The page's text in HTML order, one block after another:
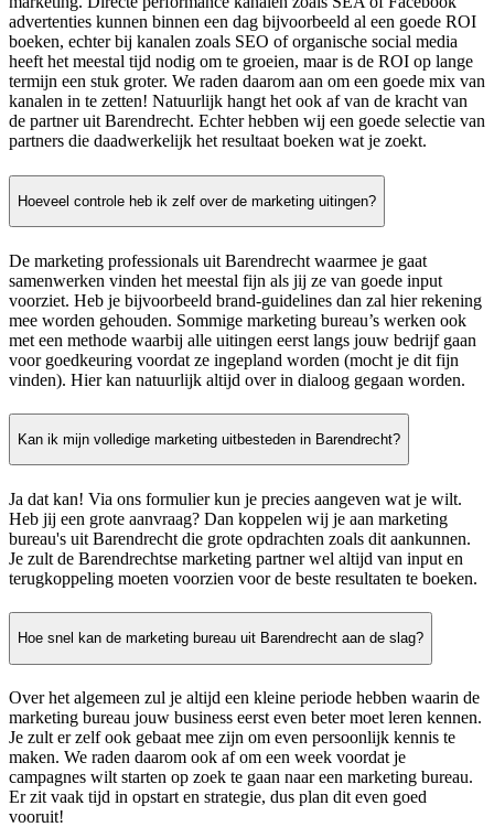
advertenties kunnen binnen een dag bijvoorbeeld al een goede ROI
boeken, echter bij kanalen zoals SEO of organische social media
heeft het meestal tijd nodig om te groeien, maar is de ROI op lange
termijn een stuk groter. We raden daarom aan om een goede mix van
kanalen in te zetten! Natuurlijk hangt het ook af van de kracht van
de partner uit Barendrecht. Echter hebben wij een goede selectie van
partners die daadwerkelijk het resultaat boeken wat je zoekt.
Hoeveel controle heb ik zelf over de marketing uitingen?
De marketing professionals uit Barendrecht waarmee je gaat
samenwerken vinden het meestal fijn als jij ze van goede input
voorziet. Heb je bijvoorbeeld brand-guidelines dan zal hier rekening
mee worden gehouden. Sommige marketing bureau’s werken ook
met een methode waarbij alle uitingen eerst langs jouw bedrijf gaan
voor goedkeuring voordat ze ingepland worden (mocht je dit fijn
vinden). Hier kan natuurlijk altijd over in dialoog gegaan worden.
Kan ik mijn volledige marketing uitbesteden in Barendrecht?
Ja dat kan! Via ons formulier kun je precies aangeven wat je wilt.
Heb jij een grote aanvraag? Dan koppelen wij je aan marketing
bureau's uit Barendrecht die grote opdrachten zoals dit aankunnen.
Je zult de Barendrechtse marketing partner wel altijd van input en
terugkoppeling moeten voorzien voor de beste resultaten te boeken.
Hoe snel kan de marketing bureau uit Barendrecht aan de slag?
Over het algemeen zul je altijd een kleine periode hebben waarin de
marketing bureau jouw business eerst even beter moet leren kennen.
Je zult er zelf ook gebaat mee zijn om even persoonlijk kennis te
maken. We raden daarom ook af om een week voordat je
campagnes wilt starten op zoek te gaan naar een marketing bureau.
Er zit vaak tijd in opstart en strategie, dus plan dit even goed
vooruit!